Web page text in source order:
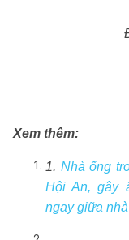
Xem thêm:
1. Nhà ống
Hội An, gây
ngay giữa nhà